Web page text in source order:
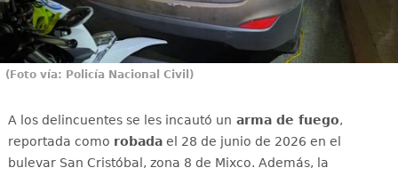
(Foto vía: Policía Nacional Civil)
A los delincuentes se les incautó un arma de fuego,
reportada como robadael 28 de junio de 2026 en el
bulevar San Cristóbal, zona 8 de Mixco. Además, la